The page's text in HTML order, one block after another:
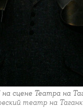
сцене Театра на
театр на